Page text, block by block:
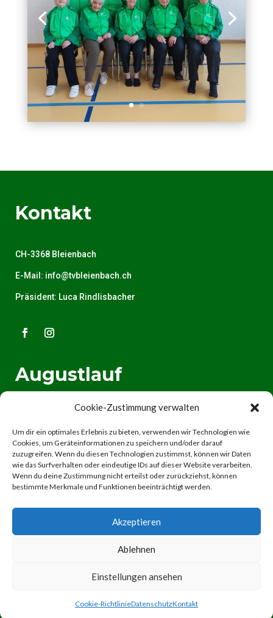
Cookie-Zustimmung verwalten
Um dir ein optimales Erlebnis zu bieten, verwenden wir Technologien wie
Cookies, um Geräteinformationen zu speichern und/oder darauf
zuzugreifen. Wenn du diesen Technologien zustimmst, können wir Daten
wie das Surfverhalten oder eindeutige IDs auf dieser Website verarbeiten.
Wenn du deine Zustimmung nicht erteilst oder zurückziehst, können
bestimmte Merkmale und Funktionen beeinträchtigt werden.
Akzeptieren
Ablehnen
Einstellungen ansehen
Cookie-RichtlinieDatenschutzKontakt
Kontakt
CH-3368 Bleienbach
E-Mail: info@tvbleienbach.ch
Präsident: Luca Rindlisbacher
Augustlauf
Wichtige Infos